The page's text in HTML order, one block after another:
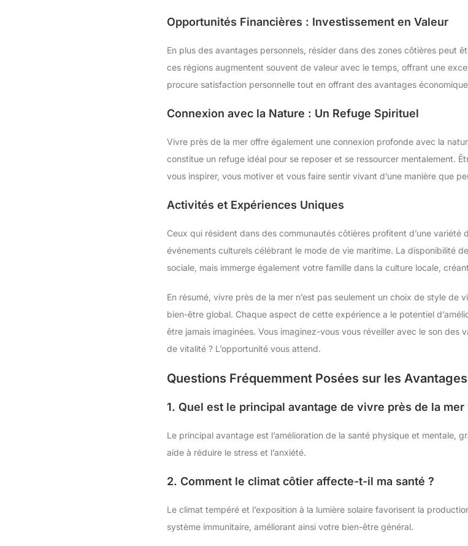
Opportunités Financières : Investissement en Valeur
En plus des avantages personnels, résider dans des zones côtières peut
ces régions augmentent souvent de valeur avec le temps, offrant une
procure satisfaction personnelle tout en offrant des avantages
Connexion avec la Nature : Un Refuge Spirituel
Vivre près de la mer offre également une connexion profonde avec la
constitue un refuge idéal pour se reposer et se ressourcer mentalement.
vous inspirer, vous motiver et vous faire sentir vivant d’une manière que
Activités et Expériences Uniques
Ceux qui résident dans des communautés côtières profitent d’une variété
événements culturels célébrant le mode de vie maritime. La disponibilité
sociale, mais immerge également votre famille dans la culture locale,
En résumé, vivre près de la mer n’est pas seulement un choix de style de
bien-être global. Chaque aspect de cette expérience a le potentiel
être jamais imaginées. Vous imaginez-vous vous réveiller avec le son des
de vitalité ? L’opportunité vous attend.
Questions Fréquemment Posées sur les
1. Quel est le principal avantage de vivre près de la mer
Le principal avantage est l’amélioration de la santé physique et mentale,
aide à réduire le stress et l’anxiété.
2. Comment le climat côtier affecte-t-il ma santé ?
Le climat tempéré et l’exposition à la lumière solaire favorisent la
système immunitaire, améliorant ainsi votre bien-être général.